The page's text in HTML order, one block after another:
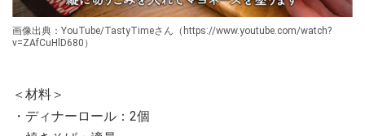
画像出典：YouTube/TastyTimeさん（https://www.youtube.com/watch?
v=ZAfCuHlD680）
＜材料＞
・ディナーロール：2個